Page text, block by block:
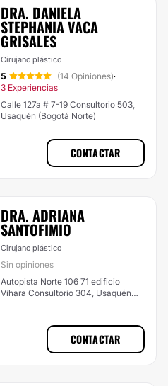
DRA. DANIELA
STEPHANIA VACA
GRISALES
Cirujano plástico
5 (14 Opiniones)·
3 Experiencias
Calle 127a # 7-19 Consultorio 503,
Usaquén (Bogotá Norte)
CONTACTAR
DRA. ADRIANA
SANTOFIMIO
Cirujano plástico
Sin opiniones
Autopista Norte 106 71 edificio
Vihara Consultorio 304, Usaquén
CONTACTAR